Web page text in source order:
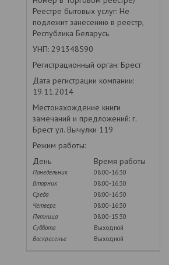
Реестре бытовых услуг: Не
подлежит занесению в реестр,
Республика Беларусь
УНП: 291348590
Регистрационный орган: Брест
Дата регистрации компании:
19.11.2014
Местонахождение книги
замечаний и предложений: г.
Брест ул. Вычулки 119
Режим работы:
День
Время работы
Понедельник
08:00-16:30
Вторник
08:00-16:30
Среда
08:00-16:30
Четверг
08:00-16:30
Пятница
08:00-15:30
Суббота
Выходной
Воскресенье
Выходной